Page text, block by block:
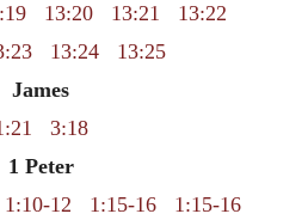
13:20 13:21
13:22
13:24
13:25
James
3:18
1 Peter
1:10-12 1:15-16
1:15-16